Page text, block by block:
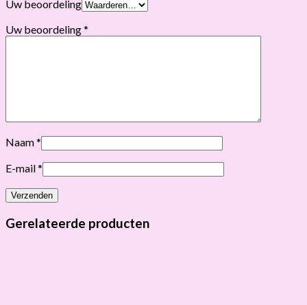
Uw beoordeling
Uw beoordeling*
Naam*
E-mail*
Gerelateerde producten